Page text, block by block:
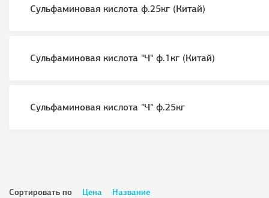
Сульфаминовая кислота ф.25кг (Китай)
Сульфаминовая кислота "Ч" ф.1кг (Китай)
Сульфаминовая кислота "Ч" ф.25кг
Сортировать по Цена Название